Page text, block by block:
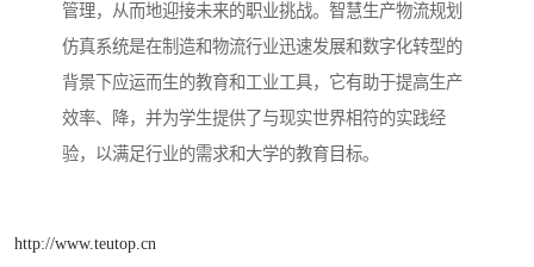
管理，从而地迎接未来的职业挑战。智慧生产物流规划
仿真系统是在制造和物流行业迅速发展和数字化转型的
背景下应运而生的教育和工业工具，它有助于提高生产
效率、降，并为学生提供了与现实世界相符的实践经
验，以满足行业的需求和大学的教育目标。
http://www.teutop.cn